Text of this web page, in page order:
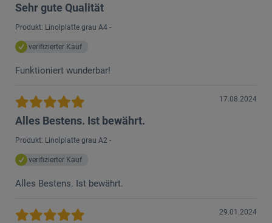
Sehr gute Qualität
Produkt: Linolplatte grau A4 -
verifizierter Kauf
Funktioniert wunderbar!
17.08.2024
Alles Bestens. Ist bewährt.
Produkt: Linolplatte grau A2 -
verifizierter Kauf
Alles Bestens. Ist bewährt.
29.01.2024